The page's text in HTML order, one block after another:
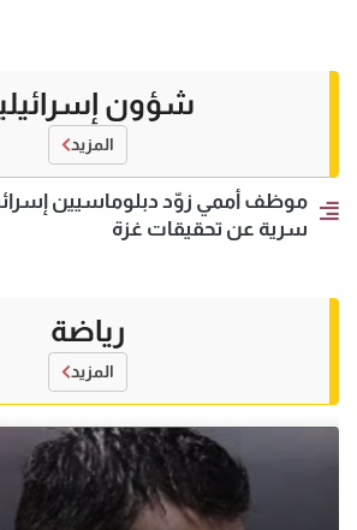
شؤون
المزيد
موظف أممي زوّد دبلوماسيين
سرية عن تحقيقات غزة
رياضة
المزيد